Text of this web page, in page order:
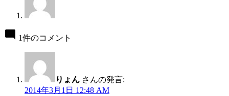
1件のコメント
りょん さんの発言:
2014年3月1日 12:48 AM